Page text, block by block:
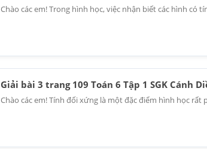
Chào các em! Trong hình học, việc nhận biết các hình có
Giải bài 3 trang 109 Toán 6 Tập 1 SGK Cánh
Chào các em! Tính đối xứng là một đặc điểm hình học rất